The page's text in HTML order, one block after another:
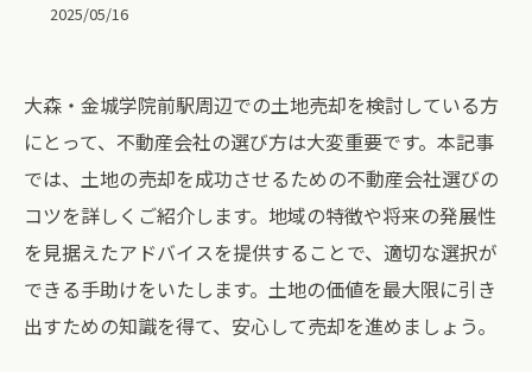
2025/05/16
大森・金城学院前駅周辺での土地売却を検討している方
にとって、不動産会社の選び方は大変重要です。本記事
では、土地の売却を成功させるための不動産会社選びの
コツを詳しくご紹介します。地域の特徴や将来の発展性
を見据えたアドバイスを提供することで、適切な選択が
できる手助けをいたします。土地の価値を最大限に引き
出すための知識を得て、安心して売却を進めましょう。